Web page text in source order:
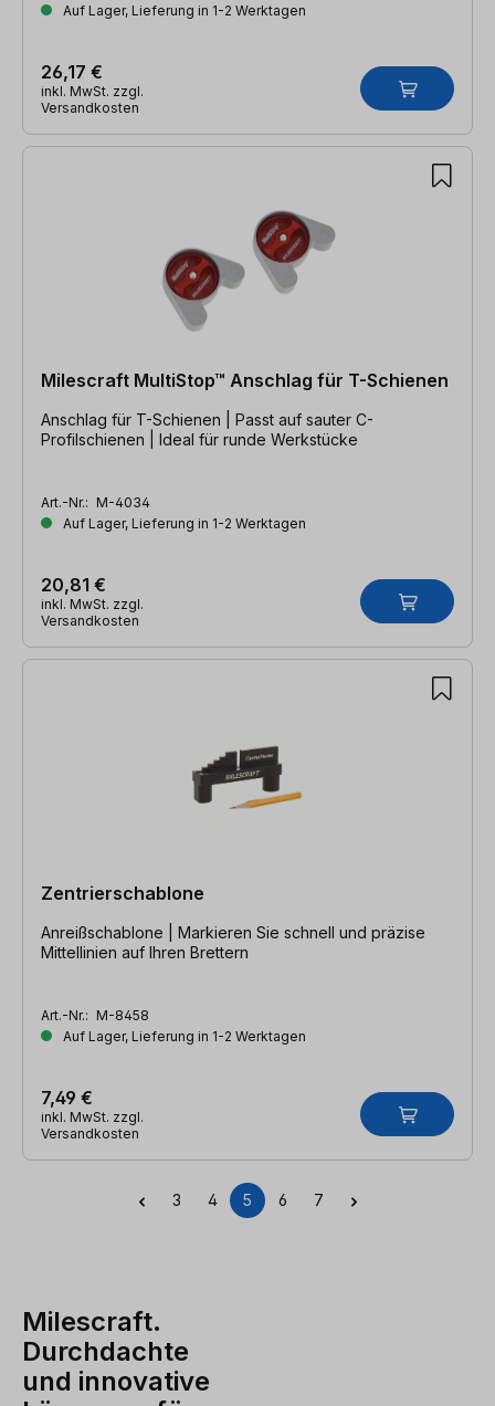
Auf Lager, Lieferung in 1-2 Werktagen
26,17 €
inkl. MwSt. zzgl.
Versandkosten
Milescraft MultiStop™ Anschlag für T-Schienen
Anschlag für T-Schienen | Passt auf sauter C-
Profilschienen | Ideal für runde Werkstücke
Art.-Nr.: M-4034
Auf Lager, Lieferung in 1-2 Werktagen
20,81 €
inkl. MwSt. zzgl.
Versandkosten
Zentrierschablone
Anreißschablone | Markieren Sie schnell und präzise
Mittellinien auf Ihren Brettern
Art.-Nr.: M-8458
Auf Lager, Lieferung in 1-2 Werktagen
7,49 €
inkl. MwSt. zzgl.
Versandkosten
Seite
3 Seite
4 Seite
5 Seite
6 Seite
7
Milescraft.
Durchdachte
und innovative